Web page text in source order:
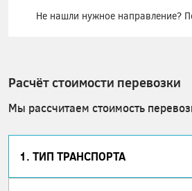
Не нашли нужное направление?
Расчёт стоимости перевозки
Мы рассчитаем стоимость
1. ТИП ТРАНСПОРТА